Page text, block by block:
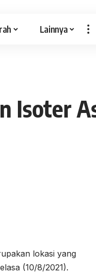
Lainnya
Isoter
lokasi yang
(10/8/2021).